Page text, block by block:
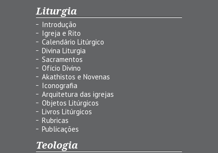
Liturgia
Introdução
Igreja e Rito
Calendário Litúrgico
Divina Liturgia
Sacramentos
Ofício Divino
Akathistos e Novenas
Iconografia
Arquitetura das igrejas
Objetos Litúrgicos
Livros Litúrgicos
Rubricas
Publicações
Teologia